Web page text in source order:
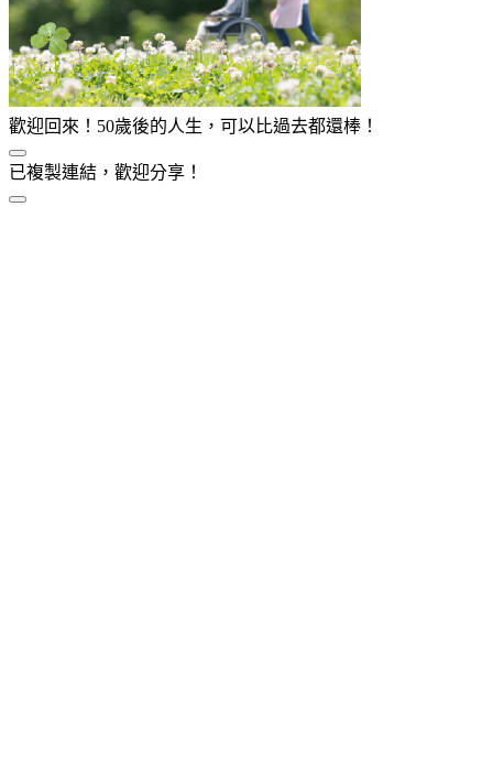
歡迎回來！50歲後的人生，可以比過去都還棒！
已複製連結，歡迎分享！